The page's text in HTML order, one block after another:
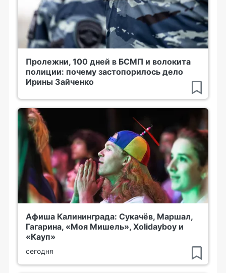
Пролежни, 100 дней в БСМП и волокита
полиции: почему застопорилось дело
Ирины Зайченко
Афиша Калининграда: Сукачёв, Маршал,
Гагарина, «Моя Мишель», Xolidayboy и
«Кауп»
сегодня